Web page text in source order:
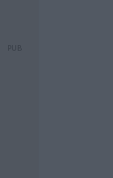
PUB